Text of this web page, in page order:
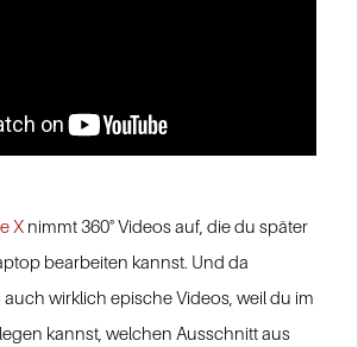
Xnimmt 360° Videos auf, die du später
bearbeiten kannst. Und da
wirklich epische Videos, weil du im
kannst, welchen Ausschnitt aus